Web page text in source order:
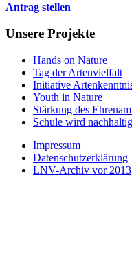
Antrag stellen
Unsere Projekte
Hands on Nature
Tag der Artenvielfalt
Initiative
Youth in Nature
Stärkung des
Schule wird nachhaltig
Impressum
Datenschutzerklärung
LNV-Archiv vor 2013